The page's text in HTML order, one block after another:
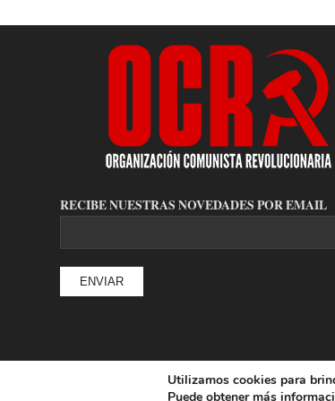
RECIBE NUESTRAS NOVEDADES POR EMAIL
© Copyright - Organización Comunista Revolucionaria
Utilizamos cookies para
Puede obtener más